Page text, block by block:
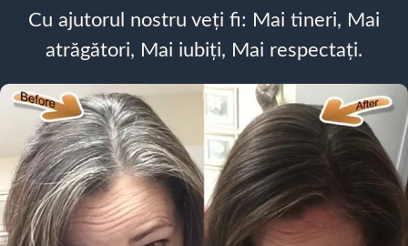
Cu ajutorul nostru veți fi: Mai tineri, Mai
atrăgători, Mai iubiți, Mai respectați.